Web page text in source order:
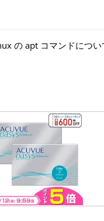
の apt コマンドについ